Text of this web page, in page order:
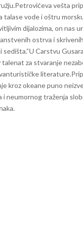
Petrovićeva vešta
vode i oštru
dijalozima, on nas
ostrva i
sedišta.“U Carstvu
za stvaranje
literature.
kroz okeane puno
neumornog traženja